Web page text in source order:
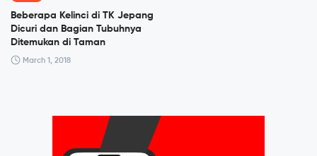
Beberapa Kelinci di TK Jepang
Dicuri dan Bagian Tubuhnya
Ditemukan di Taman
March 1, 2018